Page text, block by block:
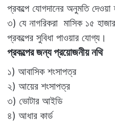
প্রকল্পে যোগদানের অনুমতি দেওয়া
৩) যে নাগরিকরা মাসিক ১৫
প্রকল্পের সুবিধা পাওয়ার যোগ্য।
প্রকল্পের জন্য প্রয়োজনীয় নথি
১) আবাসিক শংসাপত্র
২) আয়ের শংসাপত্র
৩) ভোটার আইডি
৪) আধার কার্ড